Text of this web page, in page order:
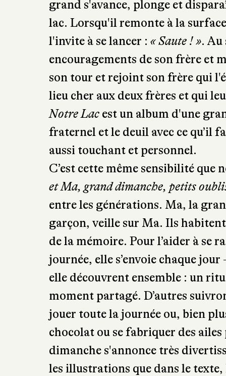
grand s'avance, plonge et
lac. Lorsqu'il remonte à la
l'invite à se lancer : « Saute ! ». Au
encouragements de son frère et
son tour et rejoint son frère qui
lieu cher aux deux frères et qui
Notre Lacest un album d'une
fraternel et le deuil avec ce qu’il
aussi touchant et personnel.
C’est cette même sensibilité que
et Ma, grand dimanche, petits
entre les générations. Ma, la
garçon, veille sur Ma. Ils
de la mémoire. Pour l’aider à se
journée, elle s’envoie chaque
elle découvrent ensemble : un
moment partagé. D’autres
jouer toute la journée ou, bien
chocolat ou se fabriquer des
dimanche s'annonce très
les illustrations que dans le